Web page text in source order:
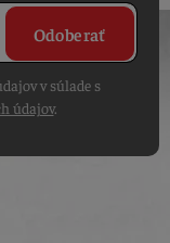
Odoberať
v súlade s
údajov.